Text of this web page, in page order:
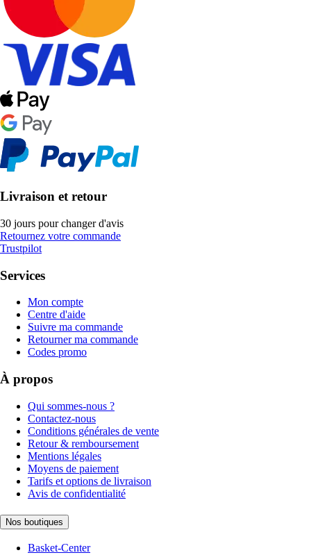
Livraison et retour
30 jours pour changer d'avis
Retournez votre commande
Trustpilot
Services
Mon compte
Centre d'aide
Suivre ma commande
Retourner ma commande
Codes promo
À propos
Qui sommes-nous ?
Contactez-nous
Conditions générales de vente
Retour & remboursement
Mentions légales
Moyens de paiement
Tarifs et options de livraison
Avis de confidentialité
Nos boutiques
Basket-Center